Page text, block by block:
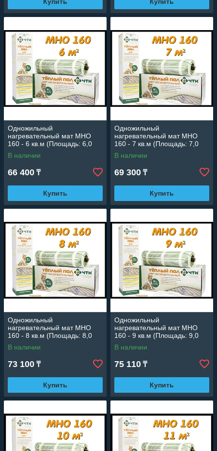
Одножильный
нагревательный мат МНО
160 - 6 кв.м (Площадь: 6,0
м2; мощность: 960 Вт)
В наличии
66 400 ₸
Купить
Одножильный
нагревательный мат МНО
160 - 7 кв.м (Площадь: 7,0
м2; мощность: 1120 Вт)
В наличии
69 300 ₸
Купить
Одножильный
нагревательный мат МНО
160 - 8 кв.м (Площадь: 8,0
м2; мощность: 1280 Вт)
В наличии
73 100 ₸
Купить
Одножильный
нагревательный мат МНО
160 - 9 кв.м (Площадь: 9,0
м2; мощность: 1440 Вт)
В наличии
75 110 ₸
Купить